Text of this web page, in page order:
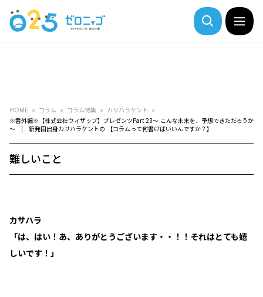
HOME コラム コラム特集
カサハラケント
※番外編※【株式会社ウィザップ】プレゼンツPart 23～ こんな未来を、予想できただろうか
～ | 新発田出身カサハラケントの 【コラムって何書けばいいんですか？】
難しいこと
カサハラ
「は、はい！あ、ありがとうございます・・！！それはとても嬉
しいです！」